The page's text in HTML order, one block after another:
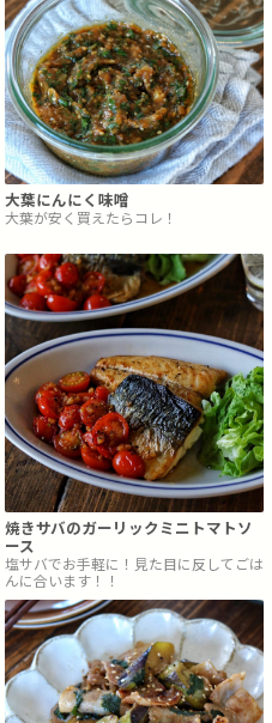
大葉にんにく味噌
大葉が安く買えたらコレ！
焼きサバのガーリックミニトマトソ
ース
塩サバでお手軽に！見た目に反してごは
んに合います！！